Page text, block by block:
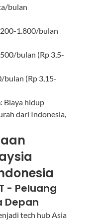
bulan
1.800/bulan
bulan (Rp 3,5-
bulan (Rp 3,15-
: Biaya hidup
dari Indonesia,
- Peluang
Depan
tech hub Asia